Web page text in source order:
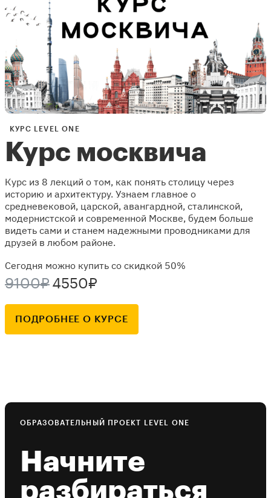
КУРС LEVEL ONE
Курс москвича
Курс из 8 лекций о том, как понять столицу через
историю и архитектуру. Узнаем главное о
средневековой, царской, авангардной, сталинской,
модернистской и современной Москве, будем больше
видеть сами и станем надежными проводниками для
друзей в любом районе.
Сегодня можно купить со скидкой 50%
9100₽ 4550₽
ПОДРОБНЕЕ О КУРСЕ
ОБРАЗОВАТЕЛЬНЫЙ ПРОЕКТ LEVEL ONE
Начните
разбираться